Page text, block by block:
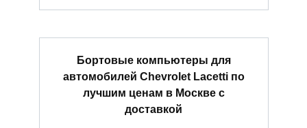
Бортовые компьютеры для
автомобилей Chevrolet Lacetti по
лучшим ценам в Москве с
доставкой